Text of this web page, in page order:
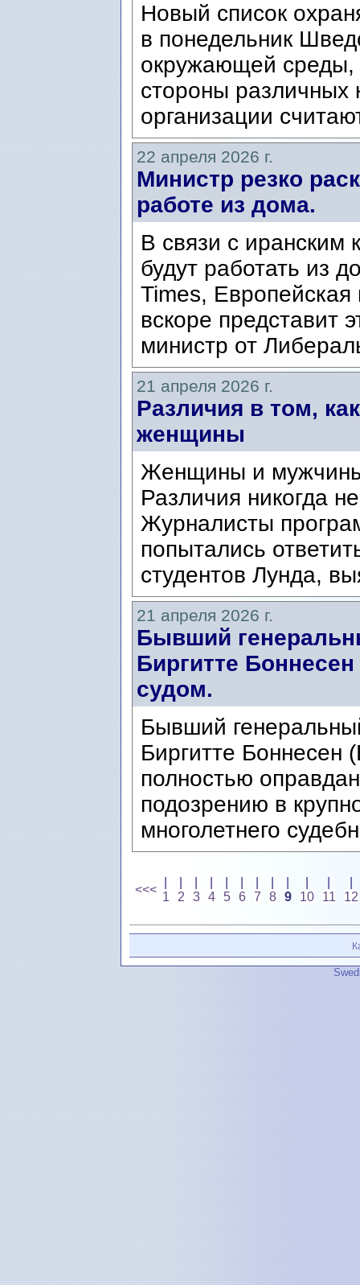
Новый список
в понедельник
окружающей среды,
стороны различных
организации
22 апреля 2026 г.
Министр резко
работе из дома.
В связи с иранским
будут работать из
Times, Европейская
вскоре представит
министр от
21 апреля 2026 г.
Различия в том,
женщины
Женщины и мужчины
Различия никогда
Журналисты
попытались
студентов Лунда,
21 апреля 2026 г.
Бывший
Биргитте
судом.
Бывший
Биргитте Боннесен
полностью
подозрению в
многолетнего
<<<
1
2
3 4
5 6 7
8 9
10
11
12